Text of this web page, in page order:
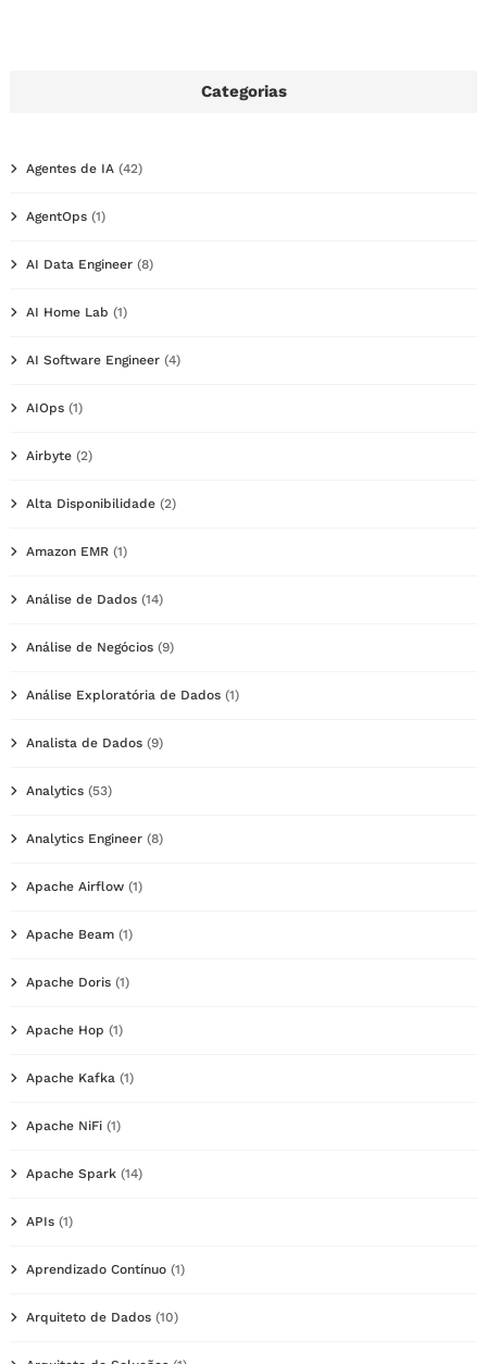
Categorias
Agentes de IA (42)
AgentOps (1)
AI Data Engineer (8)
AI Home Lab (1)
AI Software Engineer (4)
AIOps (1)
Airbyte (2)
Alta Disponibilidade (2)
Amazon EMR (1)
Análise de Dados (14)
Análise de Negócios (9)
Análise Exploratória de Dados (1)
Analista de Dados (9)
Analytics (53)
Analytics Engineer (8)
Apache Airflow (1)
Apache Beam (1)
Apache Doris (1)
Apache Hop (1)
Apache Kafka (1)
Apache NiFi (1)
Apache Spark (14)
APIs (1)
Aprendizado Contínuo (1)
Arquiteto de Dados (10)